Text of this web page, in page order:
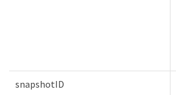
snapshotID